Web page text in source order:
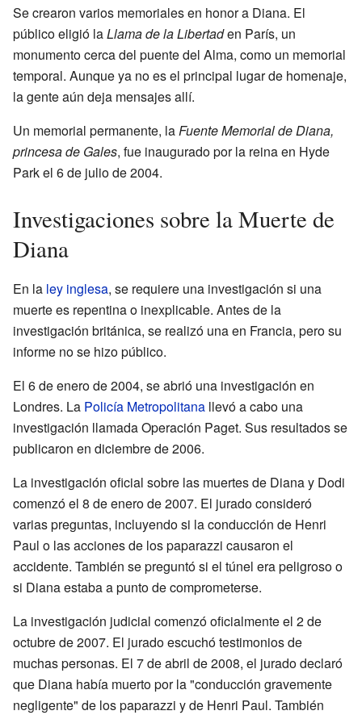
Se crearon varios memoriales en honor a Diana. El
público eligió laLlama de la Libertaden París, un
monumento cerca del puente del Alma, como un memorial
temporal. Aunque ya no es el principal lugar de homenaje,
la gente aún deja mensajes allí.
Un memorial permanente, laFuente Memorial de Diana,
princesa de Gales, fue inaugurado por la reina en Hyde
Park el 6 de julio de 2004.
Investigaciones sobre la Muerte de
Diana
En la ley inglesa, se requiere una investigación si una
muerte es repentina o inexplicable. Antes de la
investigación británica, se realizó una en Francia, pero su
informe no se hizo público.
El 6 de enero de 2004, se abrió una investigación en
Londres. La Policía Metropolitana llevó a cabo una
investigación llamada Operación Paget. Sus resultados se
publicaron en diciembre de 2006.
La investigación oficial sobre las muertes de Diana y Dodi
comenzó el 8 de enero de 2007. El jurado consideró
varias preguntas, incluyendo si la conducción de Henri
Paul o las acciones de los paparazzi causaron el
accidente. También se preguntó si el túnel era peligroso o
si Diana estaba a punto de comprometerse.
La investigación judicial comenzó oficialmente el 2 de
octubre de 2007. El jurado escuchó testimonios de
muchas personas. El 7 de abril de 2008, el jurado declaró
que Diana había muerto por la "conducción gravemente
negligente" de los paparazzi y de Henri Paul. También